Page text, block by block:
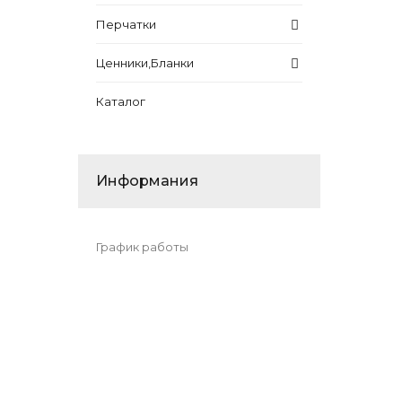
Перчатки
Ценники,Бланки
Каталог
Информания
График работы